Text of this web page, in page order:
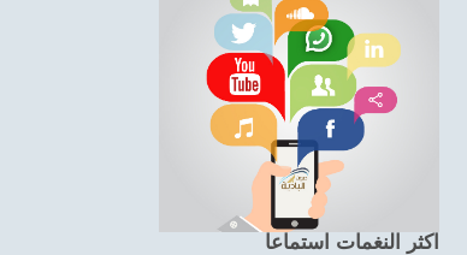
اكثر النغمات استماعا